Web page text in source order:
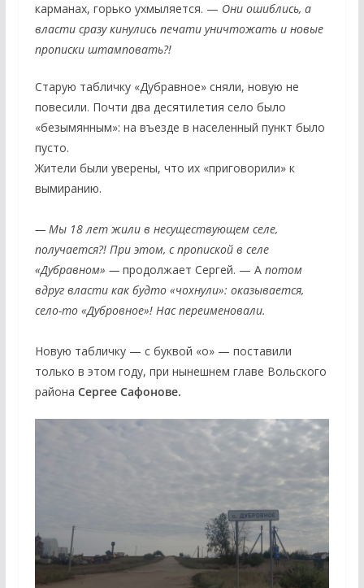
карманах, горько ухмыляется. — Они ошиблись, а
власти сразу кинулись печати уничтожать и новые
прописки штамповать?!
Старую табличку «Дубравное» сняли, новую не
повесили. Почти два десятилетия село было
«безымянным»: на въезде в населенный пункт было
пусто.
Жители были уверены, что их «приговорили» к
вымиранию.
— Мы 18 лет жили в несуществующем селе,
получается?! При этом, с пропиской в селе
«Дубравном» —продолжает Сергей. — Апотом
вдруг власти как будто «чохнули»: оказывается,
село-то «Дубровное»! Нас переименовали.
Новую табличку — с буквой «о» — поставили
только в этом году, при нынешнем главе Вольского
района Сергее Сафонове.